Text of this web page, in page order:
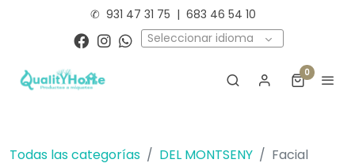
✆ 931 47 31 75 | 683 46 54 10
Seleccionar idioma
0
Todas las categorías DEL MONTSENY Facial